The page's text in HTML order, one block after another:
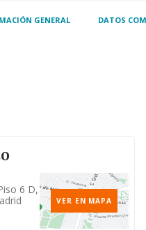
GENERAL DATOS
6 D,
VER EN MAPA